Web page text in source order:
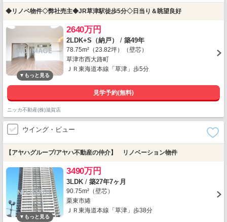
◆リノベ物件◇弊社売主◆JR草津駅徒歩5分◇日当り＆眺望良好
2640万円
2LDK+S（納戸） / 築49年
78.75m²（23.82坪）（壁芯）
草津市西大路町
ＪＲ東海道本線「草津」歩5分
見学予約(無料)
ニッカ不動産(株)滋賀店
ウイング・ビュー
【アヤハグループ/アヤハ不動産の仲介】 リノベーション物件
3490万円
3LDK / 築27年7ヶ月
90.75m²（壁芯）
栗東市綣
ＪＲ東海道本線「草津」歩38分